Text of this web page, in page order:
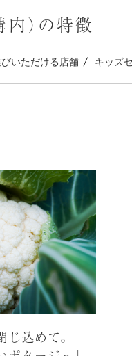
）の特徴
いただける店舗 キッズ
込めて。